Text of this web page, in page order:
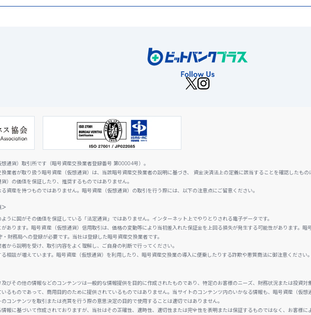
通貨）取引所です（暗号資産交換業者登録番号 第00004号）。
業者が取り扱う暗号資産（仮想通貨）は、当該暗号資産交換業者の説明に基づき、 資金決済法上の定義に該当することを確認したもの
）の価値を保証したり、推奨するものではありません。
資産を持つものではありません。暗号資産（仮想通貨）の取引を行う際には、以下の注意点にご留意ください。
＞
うに国がその価値を保証している「法定通貨」ではありません。インターネット上でやりとりされる電子データです。
あります。暗号資産（仮想通貨）信用取引は、価格の変動等により当初差入れた保証金を上回る損失が発生する可能性があります。
財務局への登録が必要です。当社は登録した暗号資産交換業者です。
から説明を受け、取引内容をよく理解し、ご自身の判断で行ってください。
相談が増えています。暗号資産（仮想通貨）を利用したり、暗号資産交換業の導入に便乗したりする詐欺や悪質商法に御注意ください。
びその他の情報などのコンテンツは一般的な情報提供を目的に作成されたものであり、特定のお客様のニーズ、財務状況または投資
るものであって、商用目的のために提供されているものではありません。当サイトのコンテンツ内のいかなる情報も、暗号資産（仮
コンテンツを取引または売買を行う際の意思決定の目的で使用することは適切ではありません。
報に基づいて作成されておりますが、当社はその正確性、適時性、適切性または完全性を表明または保証するものではなく、お客様